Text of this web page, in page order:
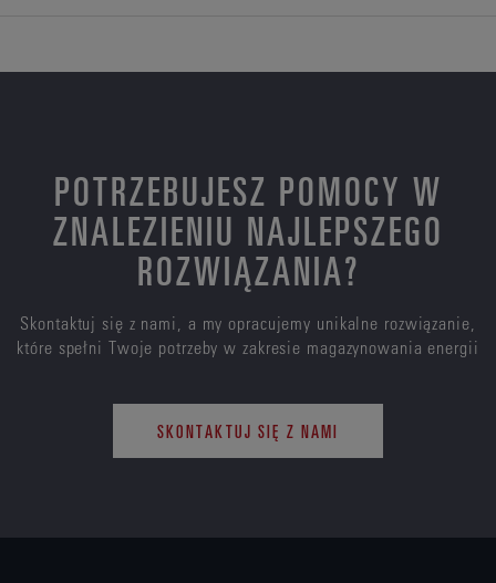
POTRZEBUJESZ POMOCY W
ZNALEZIENIU NAJLEPSZEGO
ROZWIĄZANIA?
Skontaktuj się z nami, a my opracujemy unikalne rozwiązanie,
które spełni Twoje potrzeby w zakresie magazynowania energii
SKONTAKTUJ SIĘ Z NAMI